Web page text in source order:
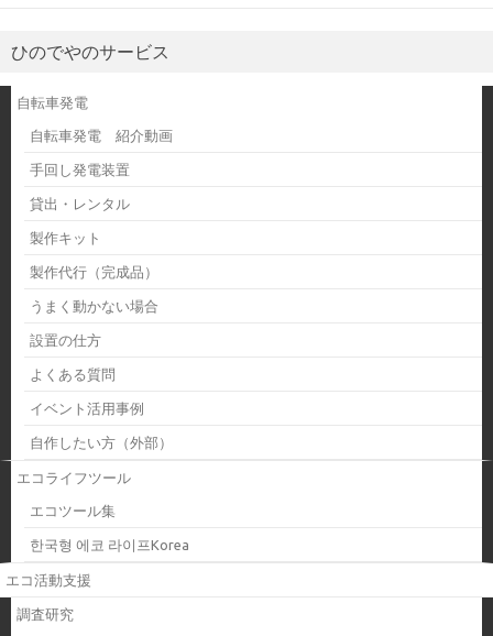
ひのでやのサービス
自転車発電
自転車発電 紹介動画
手回し発電装置
貸出・レンタル
製作キット
製作代行（完成品）
うまく動かない場合
設置の仕方
よくある質問
イベント活用事例
自作したい方（外部）
エコライフツール
エコツール集
한국형 에코 라이프Korea
エコ活動支援
調査研究